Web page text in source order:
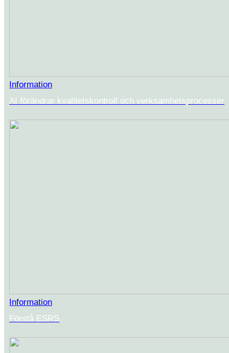
Information
AI förändrar kvalitetskontroll och verksamhetsprocesser
Information
Förstå ESRS